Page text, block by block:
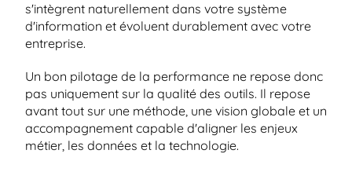
s'intègrent naturellement dans votre système
d'information et évoluent durablement avec votre
entreprise.
Un bon pilotage de la performance ne repose donc
pas uniquement sur la qualité des outils. Il repose
avant tout sur une méthode, une vision globale et un
accompagnement capable d'aligner les enjeux
métier, les données et la technologie.